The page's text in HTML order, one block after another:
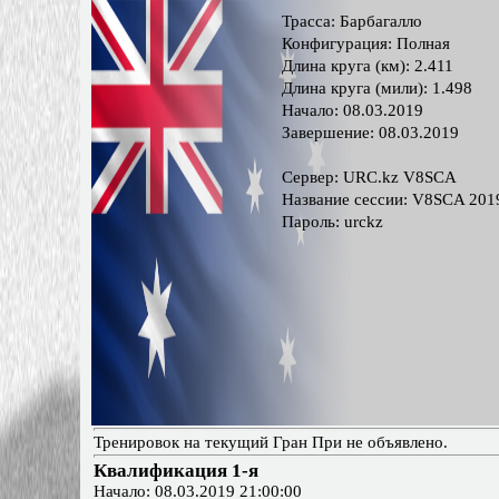
Трасса: Барбагалло
Конфигурация: Полная
Длина круга (км): 2.411
Длина круга (мили): 1.498
Начало: 08.03.2019
Завершение: 08.03.2019
Сервер: URC.kz V8SCA
Название сессии: V8SCA
Пароль: urckz
Тренировок на текущий Гран При не объявлено.
Квалификация 1-я
Начало: 08.03.2019 21:00:00